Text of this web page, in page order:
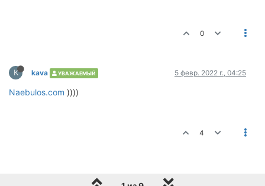
0
K kava УВАЖАЕМЫЙ 5 февр. 2022 г., 04:25
Naebulos.com ))))
4